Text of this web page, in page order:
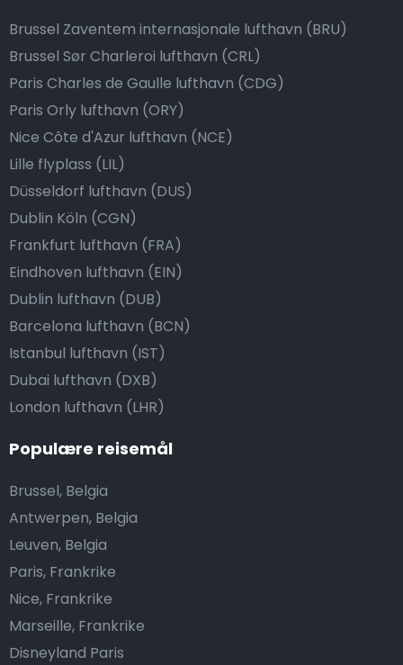
Brussel Zaventem internasjonale lufthavn (BRU)
Brussel Sør Charleroi lufthavn (CRL)
Paris Charles de Gaulle lufthavn (CDG)
Paris Orly lufthavn (ORY)
Nice Côte d'Azur lufthavn (NCE)
Lille flyplass (LIL)
Düsseldorf lufthavn (DUS)
Dublin Köln (CGN)
Frankfurt lufthavn (FRA)
Eindhoven lufthavn (EIN)
Dublin lufthavn (DUB)
Barcelona lufthavn (BCN)
Istanbul lufthavn (IST)
Dubai lufthavn (DXB)
London lufthavn (LHR)
Populære reisemål
Brussel, Belgia
Antwerpen, Belgia
Leuven, Belgia
Paris, Frankrike
Nice, Frankrike
Marseille, Frankrike
Disneyland Paris